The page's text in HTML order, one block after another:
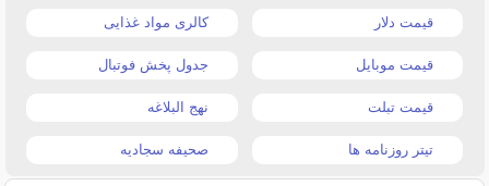
قیمت دلار کالری مواد غذایی
قیمت موبایل جدول پخش فوتبال
قیمت تبلت نهج البلاغه
تیتر روزنامه ها صحیفه سجادیه